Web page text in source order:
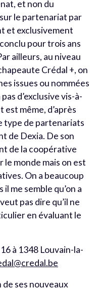
et non du
le partenariat par
et exclusivement
pour trois ans
ailleurs, au niveau
Crédal +, on
issues ou nommées
d’exclusive vis-à-
même, d’après
type de partenariats
de Dexia. De son
de la coopérative
le monde mais on est
On a beaucoup
me semble qu’on a
pas dire qu’il ne
en évaluant le
à 1348 Louvain-la-
de ses nouveaux